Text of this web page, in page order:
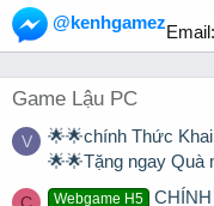
@kenhgamezEmail:
Game Lậu PC
V
🌟🌟chính Thức
🌟🌟Tặng ngay Quà
Webgame H5